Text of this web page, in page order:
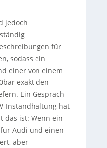
jedoch
für
sodass ein
einer von einem
exakt den
Ein Gespräch
Instandhaltung hat
das ist: Wenn ein
Audi und einen
aber